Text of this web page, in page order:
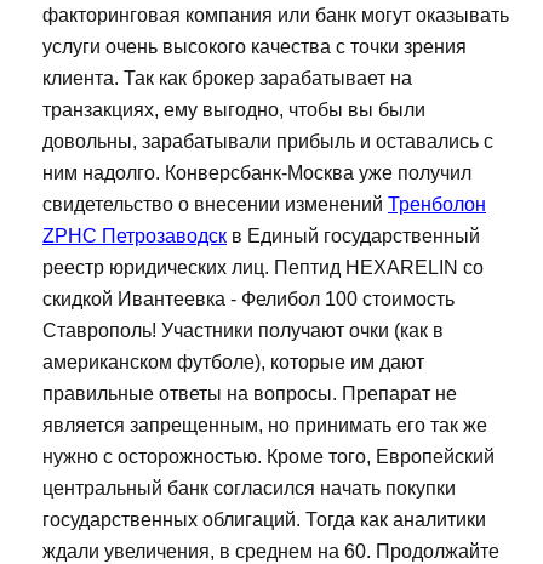
факторинговая компания или банк могут оказывать
услуги очень высокого качества с точки зрения
клиента. Так как брокер зарабатывает на
транзакциях, ему выгодно, чтобы вы были
довольны, зарабатывали прибыль и оставались с
ним надолго. Конверсбанк-Москва уже получил
свидетельство о внесении изменений Тренболон
ZPHC Петрозаводск в Единый государственный
реестр юридических лиц. Пептид HEXARELIN со
скидкой Ивантеевка - Фелибол 100 стоимость
Ставрополь! Участники получают очки (как в
американском футболе), которые им дают
правильные ответы на вопросы. Препарат не
является запрещенным, но принимать его так же
нужно с осторожностью. Кроме того, Европейский
центральный банк согласился начать покупки
государственных облигаций. Тогда как аналитики
ждали увеличения, в среднем на 60. Продолжайте